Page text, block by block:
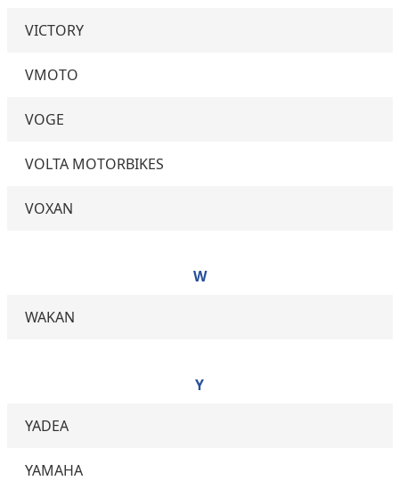
VICTORY
VMOTO
VOGE
VOLTA MOTORBIKES
VOXAN
W
WAKAN
Y
YADEA
YAMAHA